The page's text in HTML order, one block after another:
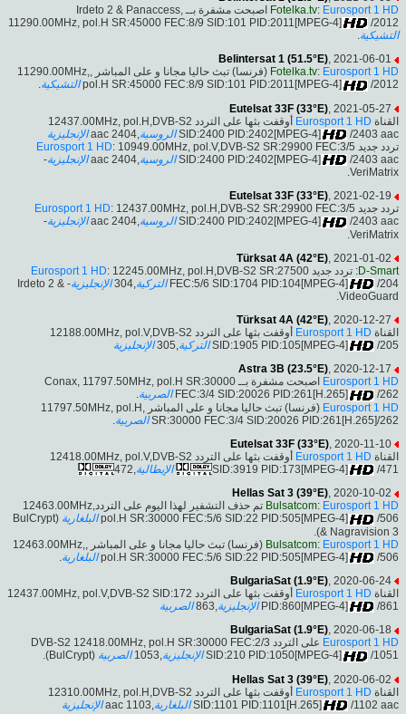
Fotelka.tv: Eurosport 1 HD
اصبحت مشفرة بــ Irdeto 2 & Panaccess,
11290.00MHz, pol.H SR:45000 FEC:8/9 SID:101 PID:2011[MPEG-4]
/2012
التشيكية.
Belintersat 1 (51.5°E), 2021-06-01
Fotelka.tv: Eurosport 1 HD
(فرنسا) تبث حاليا مجانا و على المباشر ,11290.00MHz,
pol.H SR:45000 FEC:8/9 SID:101 PID:2011[MPEG-4]
/2012 التشيكية.
Eutelsat 33F (33°E) , 2021-05-27
القناة Eurosport 1 HD
أوقفت بثها على التردد 12437.00MHz, pol.H,DVB-S2
SID:2400 PID:2402[MPEG-4]
/2403 aac الروسية
الإنجليزية
تردد جديد
Eurosport 1 HD: 10949.00MHz, pol.V,DVB-S2 SR:29900 FEC:3/5
SID:2400 PID:2402[MPEG-4]
/2403 aac الروسية,2404 aac الإنجليزية-
VeriMatrix.
Eutelsat 33F (33°E), 2021-02-19
تردد جديد
Eurosport 1 HD: 12437.00MHz, pol.H,DVB-S2 SR:29900 FEC:3/5
SID:2400 PID:2402[MPEG-4]
/2403 aac الروسية,2404 aac الإنجليزية-
VeriMatrix.
Türksat 4A (42°E) , 2021-01-02
D-Smart: تردد جديد Eurosport 1 HD: 12245.00MHz, pol.H,DVB-S2 SR:27500
FEC:5/6 SID:1704 PID:104[MPEG-4]
/204 التركية الإنجليزية
- Irdeto 2 &
VideoGuard.
Türksat 4A (42°E), 2020-12-27
القناة Eurosport 1 HD
أوقفت بثها على التردد 12188.00MHz, pol.V,DVB-S2
SID:1905 PID:105[MPEG-4]
/205 التركية,305
الإنجليزية
Astra 3B (23.5°E), 2020-12-17
Eurosport 1 HD
اصبحت مشفرة بــ Conax, 11797.50MHz, pol.H SR:30000
FEC:3/4 SID:20026 PID:261[H.265]
/262 الصربية.
Eurosport 1 HD
(فرنسا) تبث حاليا مجانا و على المباشر ,11797.50MHz, pol.H
SR:30000 FEC:3/4 SID:20026 PID:261[H.265]/262 الصربية
Eutelsat 33F (33°E) , 2020-11-10
القناة Eurosport 1 HD
أوقفت بثها على التردد 12418.00MHz, pol.V,DVB-S2
SID:3919 PID:173[MPEG-4]
/471 الإيطالية
Hellas Sat 3 (39°E), 2020-10-02
Bulsatcom: Eurosport 1 HD
تم حذف التشفير لهذا اليوم على التردد12463.00MHz,
pol.H SR:30000 FEC:5/6 SID:22 PID:505[MPEG-4]
/506 البلغارية (BulCrypt
& Nagravision 3).
Bulsatcom: Eurosport 1 HD
(فرنسا) تبث حاليا مجانا و على المباشر ,12463.00MHz,
pol.H SR:30000 FEC:5/6 SID:22 PID:505[MPEG-4]
/506 البلغارية
BulgariaSat (1.9°E), 2020-06-24
القناة Eurosport 1 HD
أوقفت بثها على التردد 12437.00MHz, pol.V,DVB-S2 SID:172
PID:860[MPEG-4]
/861 الإنجليزية,863
الصربية
BulgariaSat (1.9°E), 2020-06-18
Eurosport 1 HD
على التردد DVB-S2 12418.00MHz, pol.H SR:30000 FEC:2/3
SID:210 PID:1050[MPEG-4]
/1051 الإنجليزية,1053 الصربية (BulCrypt).
Hellas Sat 3 (39°E) , 2020-06-02
القناة Eurosport 1 HD
أوقفت بثها على التردد 12310.00MHz, pol.H,DVB-S2
SID:1101 PID:1101[H.265]
/1102 aac البلغارية
الإنجليزية